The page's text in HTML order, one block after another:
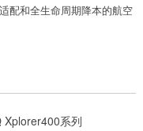
配和全生命周期降本的航空
Xplorer400系列